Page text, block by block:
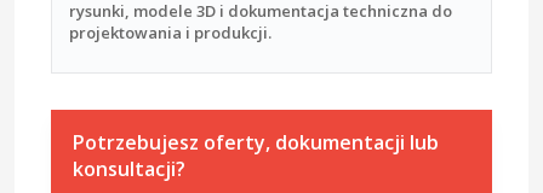
rysunki, modele 3D i dokumentacja techniczna do
projektowania i produkcji.
Potrzebujesz oferty, dokumentacji lub
konsultacji?